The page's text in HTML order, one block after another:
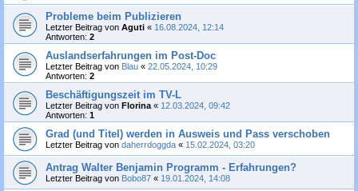
Probleme beim Publizieren
Letzter Beitrag von Aguti « 16.08.2024, 12:14
Antworten: 2
Auslandserfahrungen im Post-Doc
Letzter Beitrag von Blau « 22.05.2024, 10:29
Antworten: 2
Beschäftigungszeit im TV-L
Letzter Beitrag von Florina « 12.03.2024, 09:42
Antworten: 1
Grad (und Titel) werden in Ausweis und Pass verschoben
Letzter Beitrag von daherrdoggda « 15.02.2024, 03:20
Antrag Walter Benjamin Programm - Erfahrungen?
Letzter Beitrag von Bobo87 « 19.01.2024, 14:08